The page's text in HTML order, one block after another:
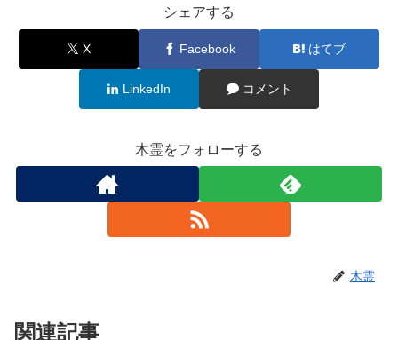
シェアする
X Facebook はてブ
LinkedIn コメント
木霊をフォローする
木霊
関連記事